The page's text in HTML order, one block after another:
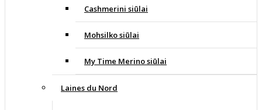
Cashmerini siūlai
Mohsilko siūlai
My Time Merino siūlai
Laines du Nord